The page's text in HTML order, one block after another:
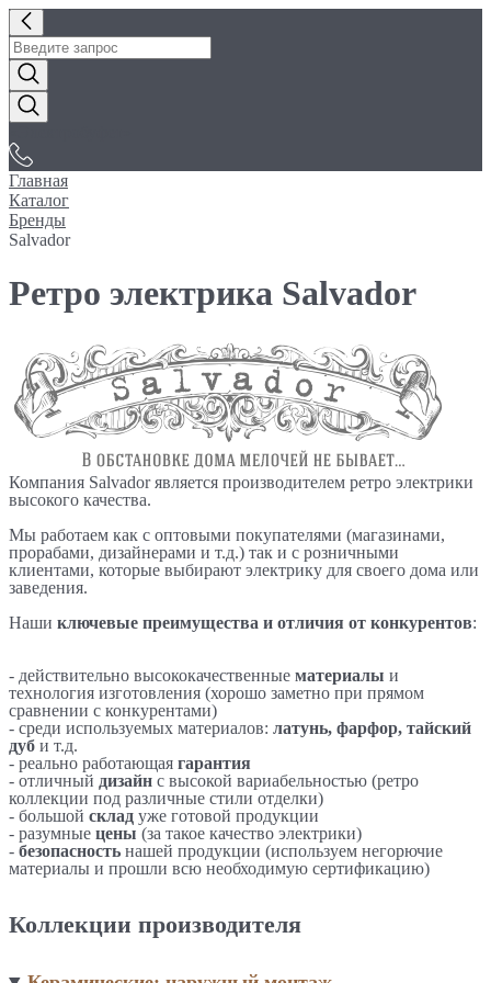
Главная
Каталог
Бренды
Salvador
Ретро электрика Salvador
Компания Salvador является производителем ретро электрики
высокого качества.
Мы работаем как с оптовыми покупателями (магазинами,
прорабами, дизайнерами и т.д.) так и с розничными
клиентами, которые выбирают электрику для своего дома или
заведения.
Наши ключевые преимущества и отличия от конкурентов:
- действительно высококачественные материалы и
технология изготовления (хорошо заметно при прямом
сравнении с конкурентами)
- среди используемых материалов: латунь, фарфор, тайский
дуб и т.д.
- реально работающая гарантия
- отличный дизайн с высокой вариабельностью (ретро
коллекции под различные стили отделки)
- большой склад уже готовой продукции
- разумные цены (за такое качество электрики)
- безопасность нашей продукции (используем негорючие
материалы и прошли всю необходимую сертификацию)
Коллекции производителя